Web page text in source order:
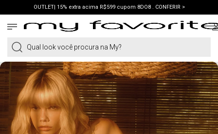
OUTLET| 15% extra acima R$599 cupom 8DO8 . CONFERIR >
PRIMEIRA COMPRA | ganhe 10% cupom WELCOME. VER LOOKS >
Qual look você procura na My?